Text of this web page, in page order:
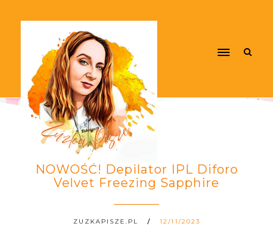
NOWOŚĆ! Depilator IPL Diforo
Velvet Freezing Sapphire
ZUZKAPISZE.PL 12/11/2023